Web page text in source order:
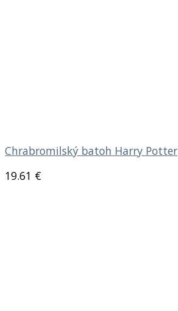
Chrabromilský batoh Harry Potter
19.61 €